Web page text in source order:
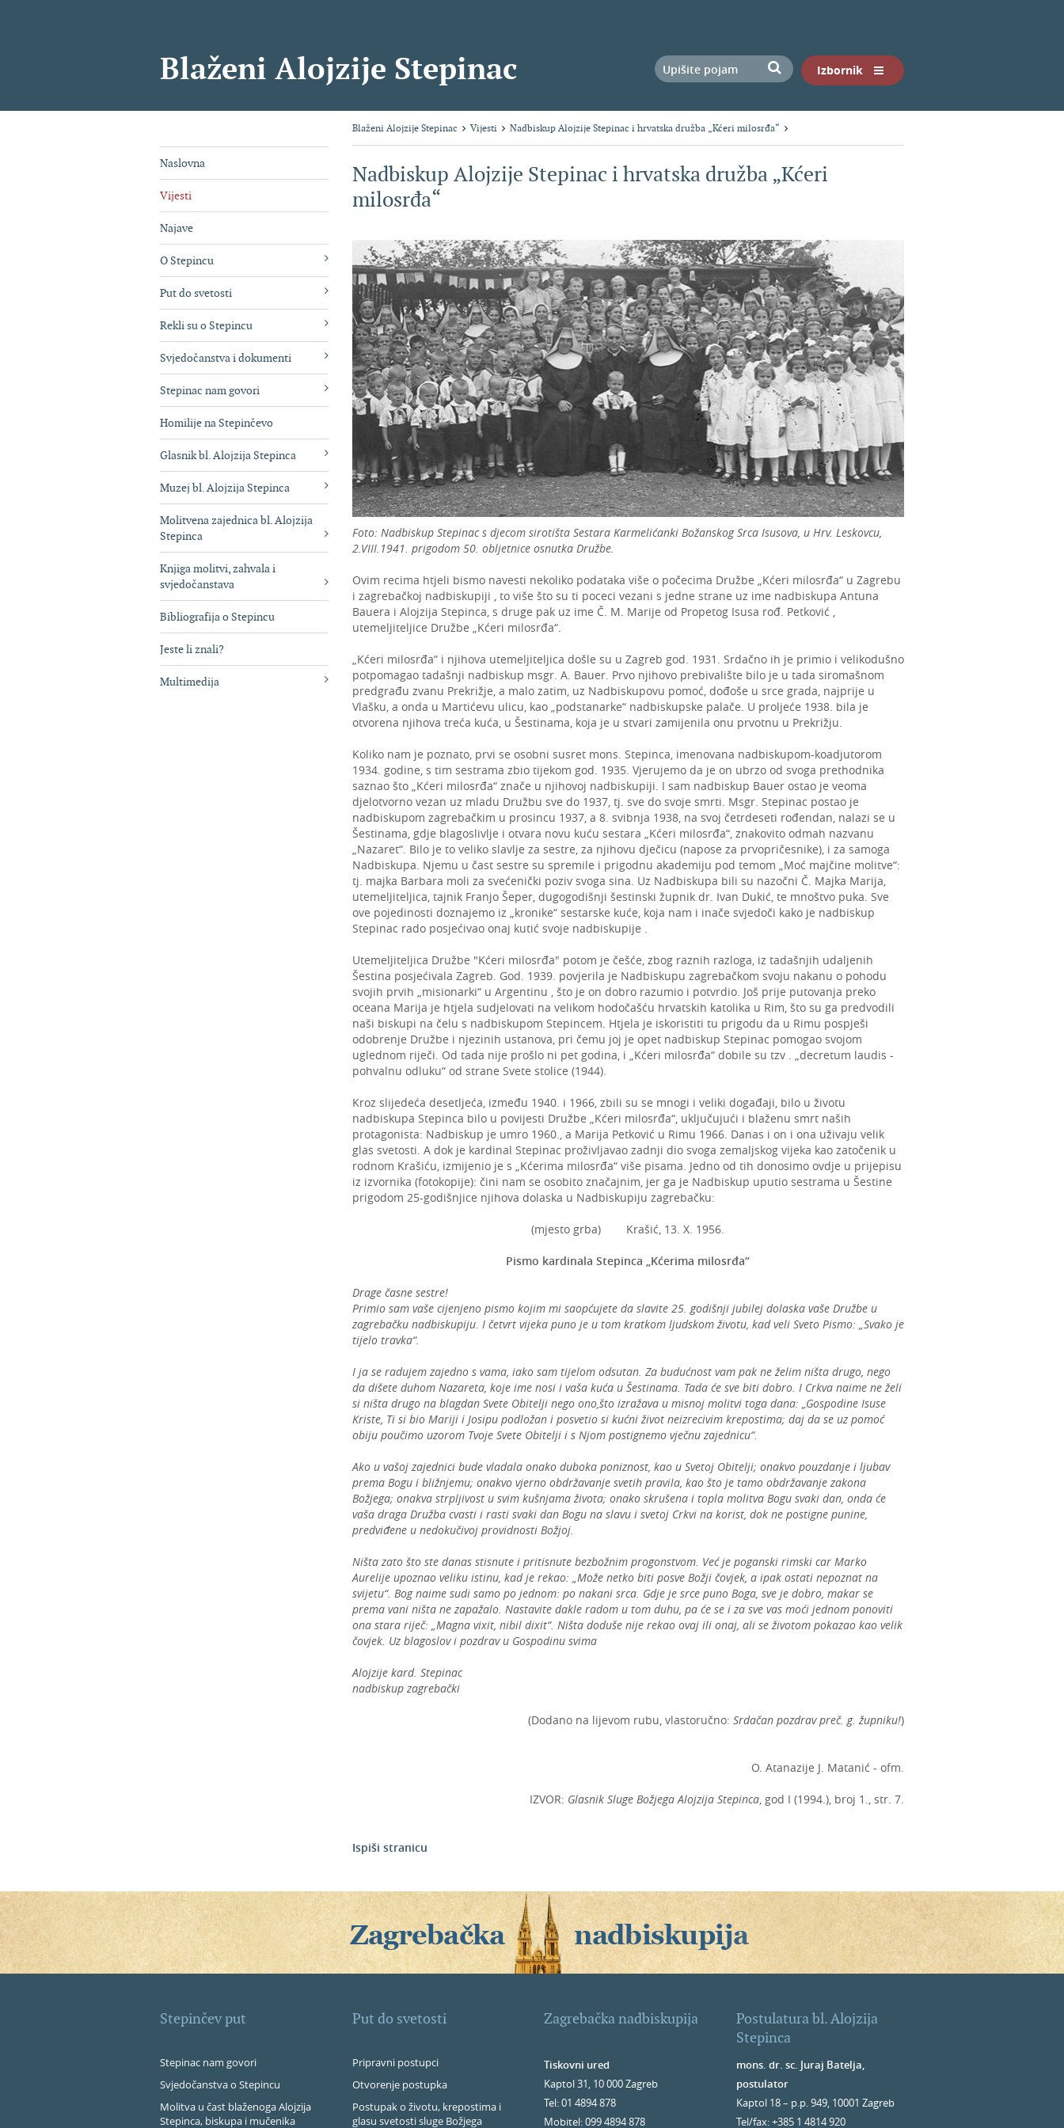
Blaženi Alojzije Stepinac Izbornik
Naslovna
Vijesti
Najave
O Stepincu
Put do svetosti
Rekli su o Stepincu
Svjedočanstva i dokumenti
Stepinac nam govori
Homilije na Stepinčevo
Glasnik bl. Alojzija Stepinca
Muzej bl. Alojzija Stepinca
Molitvena zajednica bl. Alojzija
Stepinca
Knjiga molitvi, zahvala i
svjedočanstava
Bibliografija o Stepincu
Jeste li znali?
Multimedija
Blaženi Alojzije Stepinac Vijesti Nadbiskup Alojzije Stepinac i hrvatska družba „Kćeri milosrđa“
Nadbiskup Alojzije Stepinac i hrvatska družba „Kćeri
milosrđa“
Foto: Nadbiskup Stepinac s djecom sirotišta Sestara Karmelićanki Božanskog Srca Isusova, u Hrv. Leskovcu,
2.VIII.1941. prigodom 50. obljetnice osnutka Družbe.
Ovim recima htjeli bismo navesti nekoliko podataka više o počecima Družbe „Kćeri milosrđa“ u Zagrebu
i zagrebačkoj nadbiskupiji , to više što su ti poceci vezani s jedne strane uz ime nadbiskupa Antuna
Bauera i Alojzija Stepinca, s druge pak uz ime Č. M. Marije od Propetog Isusa rođ. Petković ,
utemeljiteljice Družbe „Kćeri milosrđa“.
„Kćeri milosrđa“ i njihova utemeljiteljica došle su u Zagreb god. 1931. Srdačno ih je primio i velikodušno
potpomagao tadašnji nadbiskup msgr. A. Bauer. Prvo njihovo prebivalište bilo je u tada siromašnom
predgrađu zvanu Prekrižje, a malo zatim, uz Nadbiskupovu pomoć, dođoše u srce grada, najprije u
Vlašku, a onda u Martićevu ulicu, kao „podstanarke“ nadbiskupske palače. U proljeće 1938. bila je
otvorena njihova treća kuća, u Šestinama, koja je u stvari zamijenila onu prvotnu u Prekrižju.
Koliko nam je pozna­to, prvi se osobni susret mons. Stepinca, imenovana nadbiskupom-koadjutorom
1934. godine, s tim sestrama zbio tijekom god. 1935. Vjerujemo da je on ubrzo od svoga prethodnika
saznao što „Kćeri milosrđa“ znače u njihovoj nadbiskupiji. I sam nadbiskup Bauer ostao je veoma
djelotvorno vezan uz mladu Družbu sve do 1937, tj. sve do svoje smrti. Msgr. Stepinac postao je
nadbiskupom zagrebačkim u prosincu 1937, a 8. svibnja 1938, na svoj četrdeseti rođendan, nalazi se u
Šestinama, gdje blagoslivlje i otvara novu kuću sestara „Kćeri milosrđa“, znakovito odmah nazvanu
„Nazaret“. Bilo je to veliko slavlje za sestre, za njihovu dječicu (napose za prvopričesnike), i za samoga
Nadbiskupa. Njemu u čast sestre su spremile i prigodnu akademiju pod temom „Moć majčine molitve“:
tj. majka Barbara moli za svećenički poziv svoga sina. Uz Nadbiskupa bili su nazočni Č. Majka Marija,
utemeljiteljica, tajnik Franjo Šeper, dugogodišnji šestinski župnik dr. Ivan Dukić, te mnoštvo puka. Sve
ove pojedinosti doznajemo iz „kronike“ sestarske kuće, koja nam i inače svjedoči kako je nadbiskup
Stepinac rado posjećivao onaj kutić svoje nadbiskupije .
Utemeljiteljica Družbe "Kćeri milosrđa" potom je češće, zbog raznih razloga, iz tadašnjih udaljenih
Šestina posjećivala Zagreb. God. 1939. povjerila je Nadbiskupu zagrebačkom svoju nakanu o pohodu
svojih prvih „misionarki“ u Argentinu , što je on dobro razumio i potvrdio. Još prije putovanja preko
oceana Marija je htjela sudjelovati na velikom hodočašću hrvatskih katolika u Rim, što su ga predvodili
naši biskupi na čelu s nadbiskupom Stepincem. Htjela je iskoristiti tu prigodu da u Rimu pospješi
odobrenje Družbe i njezinih ustanova, pri čemu joj je opet nadbiskup Stepinac pomogao svojom
uglednom riječi. Od tada nije prošlo ni pet godina, i „Kćeri milosrđa“ dobile su tzv . „decretum laudis -
pohvalnu odluku“ od strane Svete stolice (1944).
Kroz slijedeća desetljeća, između 1940. i 1966, zbili su se mnogi i veliki događaji, bilo u životu
nadbiskupa Stepinca bilo u povijesti Družbe „Kćeri milosrđa“, uključujući i blaženu smrt naših
protagonista: Nadbiskup je umro 1960., a Marija Petković u Rimu 1966. Danas i on i ona uživaju velik
glas svetosti. A dok je kardinal Stepinac proživljavao zadnji dio svoga zemaljskog vijeka kao zatočenik u
rodnom Krašiću, izmijenio je s „Kćerima milosrđa“ više pisama. Jedno od tih donosimo ovdje u prijepisu
iz izvornika (fotokopije): čini nam se osobito značajnim, jer ga je Nadbiskup uputio sestrama u Šestine
prigodom 25-godišnjice njihova dolaska u Nadbiskupiju zagrebačku:
(mjesto grba) Krašić, 13. X. 1956.
Pismo kardinala Stepinca „Kćerima milosrđa“
Drage časne sestre!
Primio sam vaše cijenjeno pismo kojim mi saopćujete da slavite 25. godišnji jubilej dolaska vaše Družbe u
zagrebačku nadbiskupiju. I četvrt vijeka puno je u tom kratkom ljudskom životu, kad veli Sveto Pismo: „Svako je
tijelo travka“.
I ja se radujem zajedno s vama, iako sam tijelom odsutan. Za budućnost vam pak ne želim ništa drugo, nego
da dišete duhom Nazareta, koje ime nosi i vaša kuća u Šestinama. Tada će sve biti dobro. I Crkva naime ne želi
si ništa drugo na blagdan Svete Obitelji nego ono,što izražava u misnoj molitvi toga dana: „Gospodine Isuse
Kriste, Ti si bio Mariji i Josipu podložan i posvetio si kućni život neizrecivim krepostima; daj da se uz pomoć
obiju poučimo uzorom Tvoje Svete Obitelji i s Njom postignemo vječnu zajednicu“.
Ako u vašoj zajednici bude vladala onako duboka poniznost, kao u Svetoj Obitelji; onakvo pouzdanje i ljubav
prema Bogu i bližnjemu; onakvo vjerno obdržavanje svetih pravila, kao što je tamo obdržavanje zakona
Božjega; onakva strpljivost u svim kušnjama života; onako skrušena i topla molitva Bogu svaki dan, onda će
vaša draga Družba cvasti i rasti svaki dan Bogu na slavu i svetoj Crkvi na korist, dok ne postigne punine,
predviđene u nedokučivoj providnosti Božjoj.
Ništa zato što ste danas stisnute i pritisnute bezbožnim progonstvom. Već je poganski rimski car Marko
Aurelije upoznao veliku istinu, kad je rekao: „Može netko biti posve Božji čovjek, a ipak ostati nepoznat na
svijetu“. Bog naime sudi samo po jednom: po nakani srca. Gdje je srce puno Boga, sve je dobro, makar se
prema vani ništa ne zapažalo. Nastavite dakle radom u tom duhu, pa će se i za sve vas moći jednom ponoviti
ona stara riječ: „Magna vixit, nibil dixit“. Ništa doduše nije rekao ovaj ili onaj, ali se životom pokazao kao velik
čovjek. Uz blagoslov i pozdrav u Gospodinu svima
Alojzije kard. Stepinac
nadbiskup zagrebački
(Dodano na lijevom rubu, vlastoručno: Srdačan pozdrav preč. g. župniku!)
O. Atanazije J. Matanić - ofm.
IZVOR: Glasnik Sluge Božjega Alojzija Stepinca , god I (1994.), broj 1., str. 7.
Ispiši stranicu
Stepinčev put
Stepinac nam govori
Svjedočanstva o Stepincu
Molitva u čast blaženoga Alojzija
Stepinca, biskupa i mučenika
Put do svetosti
Pripravni postupci
Otvorenje postupka
Postupak o životu, krepostima i
glasu svetosti sluge Božjega
Zagrebačka nadbiskupija
Tiskovni ured
Kaptol 31, 10 000 Zagreb
Tel: 01 4894 878
Mobitel: 099 4894 878
Postulatura bl. Alojzija
Stepinca
mons. dr. sc. Juraj Batelja,
postulator
Kaptol 18 – p.p. 949, 10001 Zagreb
Tel/fax: +385 1 4814 920